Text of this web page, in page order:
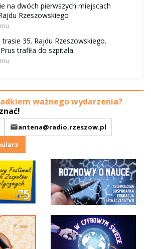
na dwóch pierwszych miejscach
Rzeszowskiego
trasie 35. Rajdu Rzeszowskiego.
trafiła do szpitala
ważnego wydarzenia?
antena@radio.rzeszow.pl